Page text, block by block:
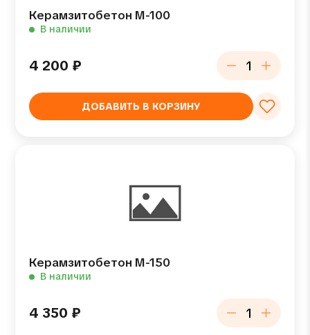
Керамзитобетон М-100
В наличии
4 200 ₽
ДОБАВИТЬ В КОРЗИНУ
Керамзитобетон М-150
В наличии
4 350 ₽